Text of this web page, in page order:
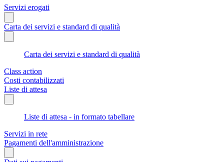
Servizi erogati
Carta dei servizi e standard di qualità
Carta dei servizi e standard di qualità
Class action
Costi contabilizzati
Liste di attesa
Liste di attesa - in formato tabellare
Servizi in rete
Pagamenti dell'amministrazione